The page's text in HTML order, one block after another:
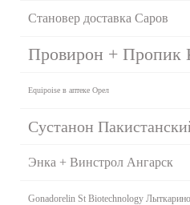
Становер доставка Саров
Провирон + Пропик
Equipoise в аптеке Орел
Сустанон
Энка + Винстрол Ангарск
Gonadorelin St Biotechnology Лыткарино